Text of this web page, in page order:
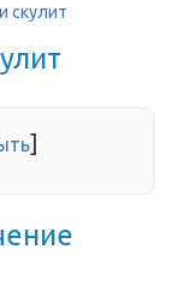
скулит
]